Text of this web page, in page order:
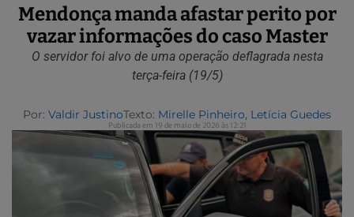
Mendonça manda afastar perito por
vazar informações do caso Master
O servidor foi alvo de uma operação deflagrada nesta
terça-feira (19/5)
Por: Valdir JustinoTexto: Mirelle Pinheiro, Letícia Guedes
Publicada em 19 de maio de 2026 às 12:21